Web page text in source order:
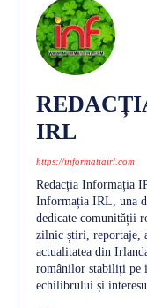
IRL
https://informatiairl.com
Redacția Informația
Informația IRL, una
dedicate comunității
zilnic știri, reportaje,
actualitatea din
românilor stabiliți pe
echilibrului și